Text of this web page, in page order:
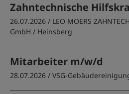
Zahntechnische
26.07.2026 / LEO MOERS
GmbH / Heinsberg
Mitarbeiter m/w/d
28.07.2026 / VSG-